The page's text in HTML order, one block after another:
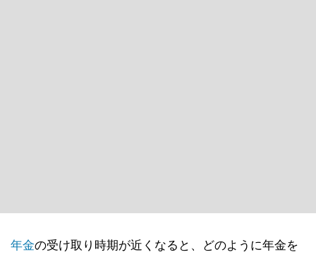
年金の受け取り時期が近くなると、どのように年金を